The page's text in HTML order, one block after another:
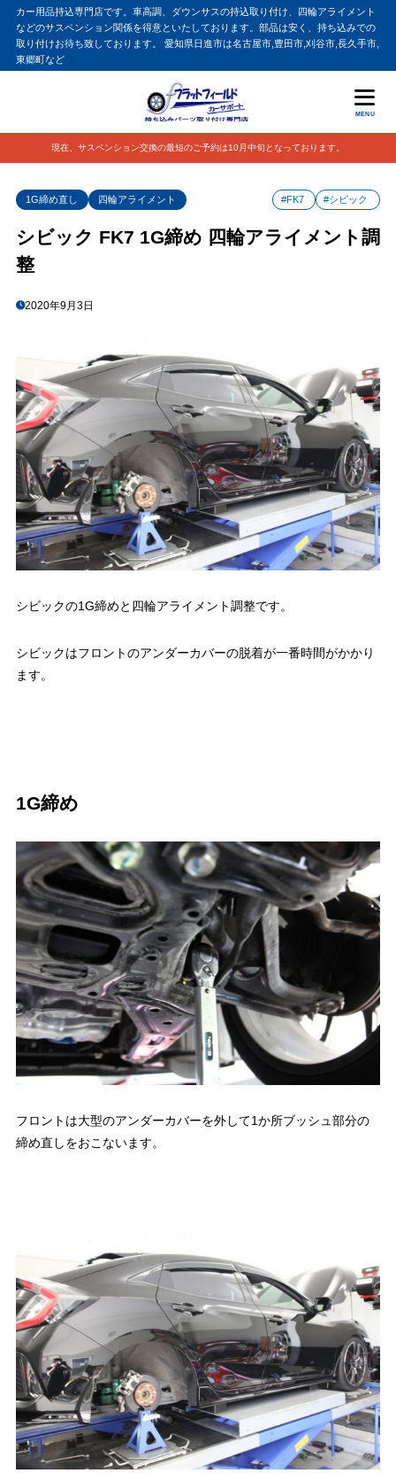
カー用品持込専門店です。車高調、ダウンサスの持込取り付け、四輪アライメント
などのサスペンション関係を得意といたしております。部品は安く、持ち込みでの
取り付けお待ち致しております。 愛知県日進市は名古屋市,豊田市,刈谷市,長久手市,
東郷町など
MENU
現在、サスペンション交換の最短のご予約は10月中旬となっております。
1G締め直し 四輪アライメント #FK7 #シビック
シビック FK7 1G締め 四輪アライメント調
整
2020年9月3日
シビックの1G締めと四輪アライメント調整です。
シビックはフロントのアンダーカバーの脱着が一番時間がかかり
ます。
1G締め
フロントは大型のアンダーカバーを外して1か所ブッシュ部分の
締め直しをおこないます。